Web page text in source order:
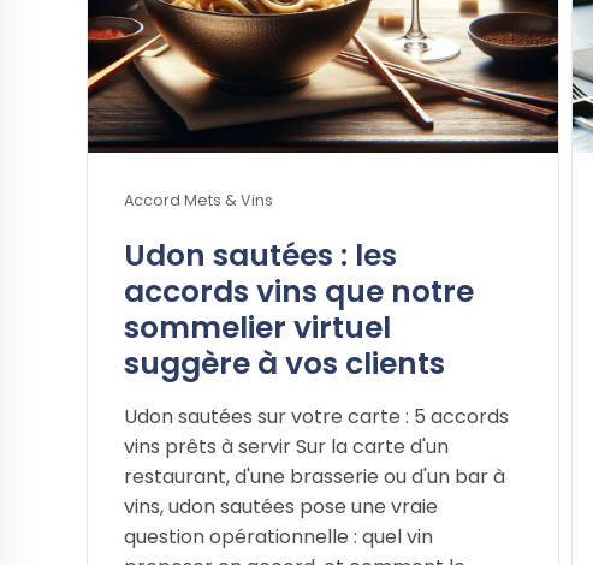
Accord Mets & Vins
Udon sautées : les
accords vins que notre
sommelier virtuel
suggère à vos clients
Udon sautées sur votre carte : 5 accords
vins prêts à servir Sur la carte d'un
restaurant, d'une brasserie ou d'un bar à
vins, udon sautées pose une vraie
question opérationnelle : quel vin